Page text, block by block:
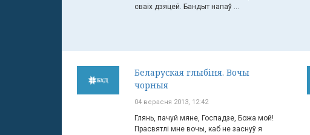
сваіх дзяцей. Бандыт напаў ...
Беларуская глыбіня. Вочы
чорныя
04 верасня 2013, 12:42
Глянь, пачуй мяне, Госпадзе, Божа мой!
Прасвятлі мне вочы, каб не заснуў я